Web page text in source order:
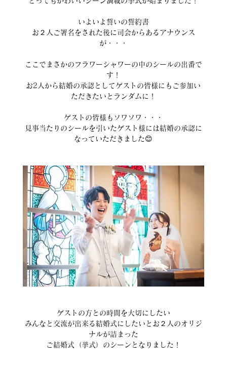
いよいよ誓いの誓約書
お２人ご署名をされた後に司会からあるアナウンス
が・・・
ここでまさかのフラワーシャワーの中のシールの出番で
す！
お2人から結婚の承認としてゲストの皆様にもご参加い
ただきたいとランダムに！
ゲストの皆様もソワソワ・・・
見事当たりのシールを引いたゲスト様には結婚の承認に
なっていただきました😊
ゲストの方との時間を大切にしたい
みんなと交流が出来る結婚式にしたいとお２人のオリジ
ナルが詰まった
ご結婚式（挙式）のシーンとなりました！